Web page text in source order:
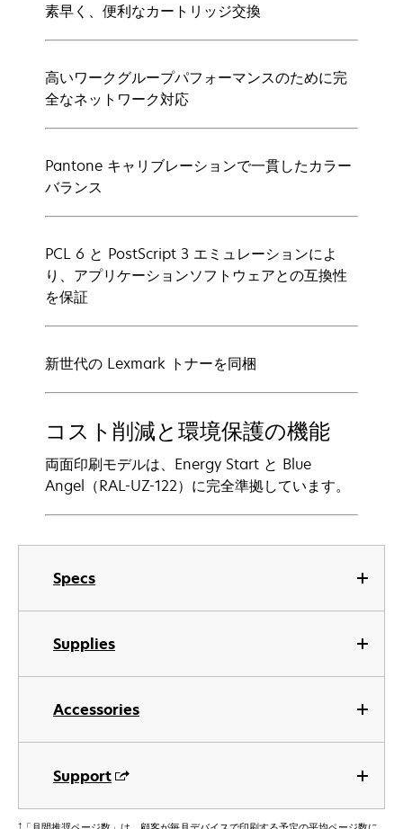
Specs
Supplies
Accessories
Support
素早く、便利なカートリッジ交換
高いワークグループパフォーマンスのために完
全なネットワーク対応
Pantone キャリブレーションで一貫したカラー
バランス
PCL 6 と PostScript 3 エミュレーションによ
り、アプリケーションソフトウェアとの互換性
を保証
新世代の Lexmark トナーを同梱
コスト削減と環境保護の機能
両面印刷モデルは、Energy Start と Blue
Angel（RAL-UZ-122）に完全準拠しています。
†